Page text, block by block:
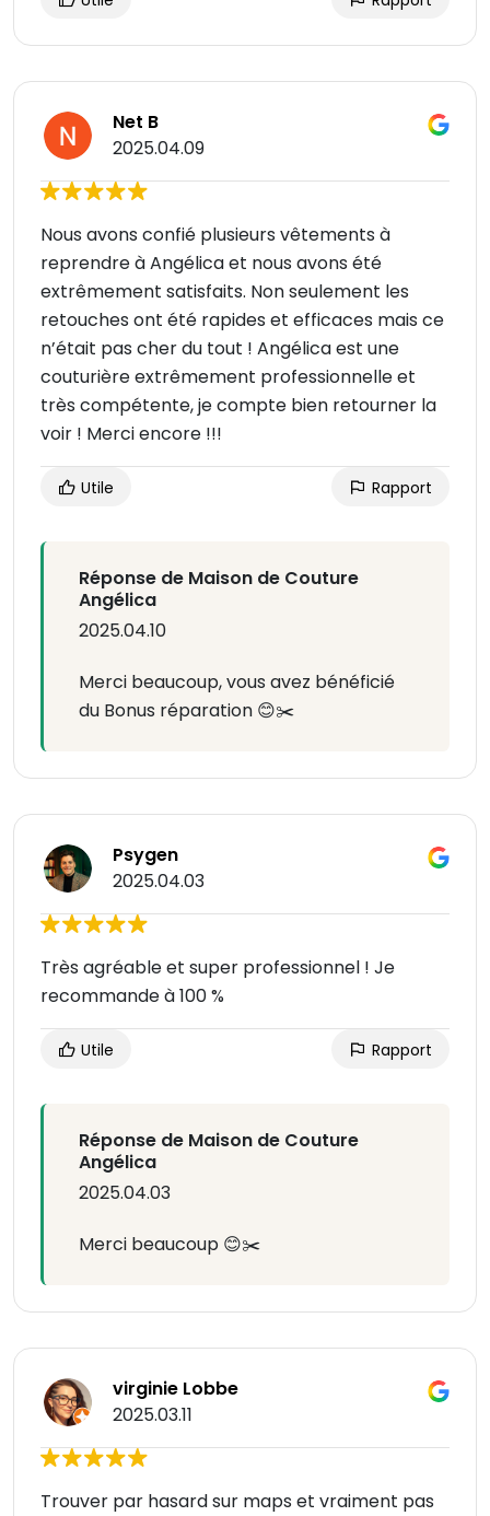
Net B
2025.04.09
Nous avons confié plusieurs vêtements à
reprendre à Angélica et nous avons été
extrêmement satisfaits. Non seulement les
retouches ont été rapides et efficaces mais ce
n’était pas cher du tout ! Angélica est une
couturière extrêmement professionnelle et
très compétente, je compte bien retourner la
voir ! Merci encore !!!
Utile Rapport
Réponse de Maison de Couture
Angélica
2025.04.10
Merci beaucoup, vous avez bénéficié
du Bonus réparation 😊✂️
Psygen
2025.04.03
Très agréable et super professionnel ! Je
recommande à 100 %
Utile Rapport
Réponse de Maison de Couture
Angélica
2025.04.03
Merci beaucoup 😊✂️
virginie Lobbe
2025.03.11
Trouver par hasard sur maps et vraiment pas